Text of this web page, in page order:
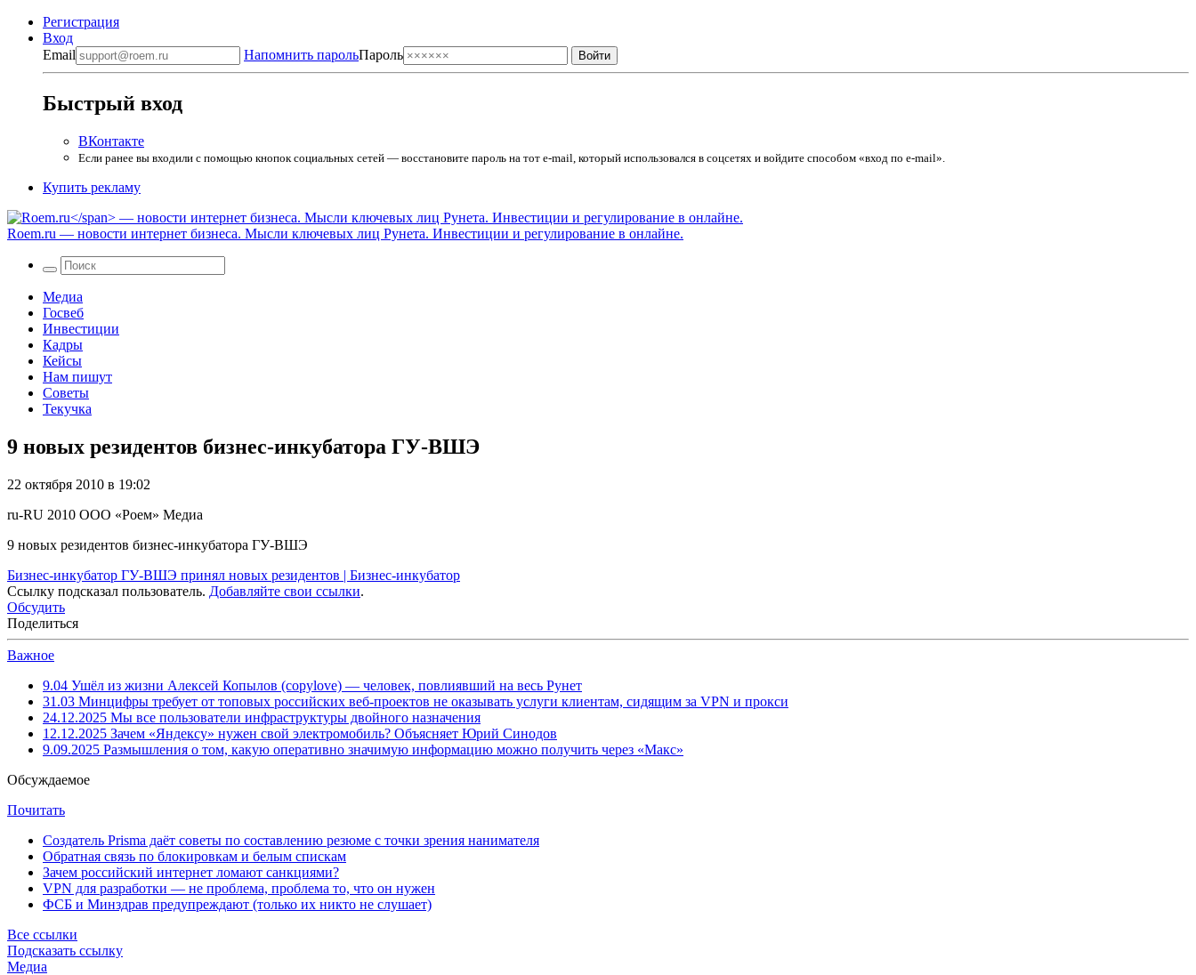
Регистрация
Вход
Email
Напомнить парольПароль
Быстрый вход
ВКонтакте
Если ранее вы входили с помощью кнопок социальных сетей — восстановите пароль на тот e-mail, который использовался в соцсетях и войдите способом «вход по e-mail».
Купить рекламу
Roem.ru — новости интернет бизнеса. Мысли ключевых лиц Рунета. Инвестиции и регулирование в онлайне.
Медиа
Госвеб
Инвестиции
Кадры
Кейсы
Нам пишут
Советы
Текучка
9 новых резидентов бизнес-инкубатора ГУ-ВШЭ
22 октября 2010 в 19:02
ru-RU 2010 ООО «Роем» Медиа
9 новых резидентов бизнес-инкубатора ГУ-ВШЭ
Бизнес-инкубатор ГУ-ВШЭ принял новых резидентов | Бизнес-инкубатор
Ссылку подсказал пользователь. Добавляйте свои ссылки.
Обсудить
Поделиться
Важное
9.04 Ушёл из жизни Алексей Копылов (copylove) — человек, повлиявший на весь Рунет
31.03 Минцифры требует от топовых российских веб-проектов не оказывать услуги клиентам, сидящим за VPN и прокси
24.12.2025 Мы все пользователи инфраструктуры двойного назначения
12.12.2025 Зачем «Яндексу» нужен свой электромобиль? Объясняет Юрий Синодов
9.09.2025 Размышления о том, какую оперативно значимую информацию можно получить через «Макс»
Обсуждаемое
Почитать
Создатель Prisma даёт советы по составлению резюме с точки зрения нанимателя
Обратная связь по блокировкам и белым спискам
Зачем российский интернет ломают санкциями?
VPN для разработки — не проблема, проблема то, что он нужен
ФСБ и Минздрав предупреждают (только их никто не слушает)
Все ссылки
Подсказать ссылку
Медиа